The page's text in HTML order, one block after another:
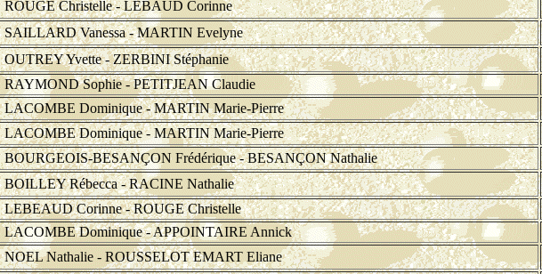
ROUGE Christelle - LEBAUD Corinne
SAILLARD Vanessa - MARTIN Evelyne
OUTREY Yvette - ZERBINI Stéphanie
RAYMOND Sophie - PETITJEAN Claudie
LACOMBE Dominique - MARTIN Marie-Pierre
LACOMBE Dominique - MARTIN Marie-Pierre
BOURGEOIS-BESANÇON Frédérique - BESANÇON Nathalie
BOILLEY Rébecca - RACINE Nathalie
LEBEAUD Corinne - ROUGE Christelle
LACOMBE Dominique - APPOINTAIRE Annick
NOEL Nathalie - ROUSSELOT EMART Eliane